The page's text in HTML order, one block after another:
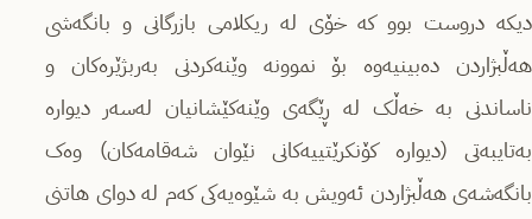
دیکە دروست بوو کە خۆی لە ریکلامی بازرگانی و بانگەشی
هەڵبژاردن دەبینیەوە بۆ نموونە وێنەکردنی بەربژێرەکان و
ناساندنی بە خەڵک لە ڕێگەی وێنەکێشانیان لەسەر دیوارە
بەتایبەتی (دیوارە کۆنکرێتییەکانی نێوان شەقامەکان) وەک
بانگەشەی هەڵبژاردن ئەویش بە شێوەیەکی کەم لە دوای هاتنی